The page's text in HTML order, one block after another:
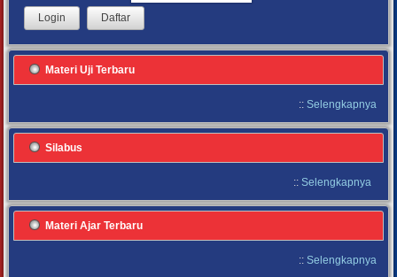
Materi Uji Terbaru
:: Selengkapnya
Silabus
:: Selengkapnya
Materi Ajar Terbaru
:: Selengkapnya